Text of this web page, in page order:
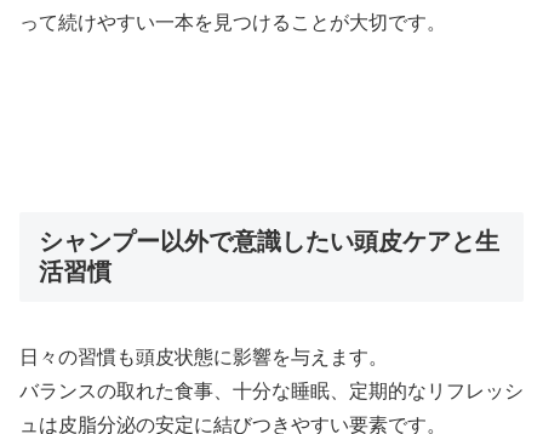
って続けやすい一本を見つけることが大切です。
シャンプー以外で意識したい頭皮ケアと生
活習慣
日々の習慣も頭皮状態に影響を与えます。
バランスの取れた食事、十分な睡眠、定期的なリフレッシ
ュは皮脂分泌の安定に結びつきやすい要素です。